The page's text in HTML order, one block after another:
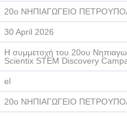
20ο ΝΗΠΙΑΓΩΓΕΙΟ
30 April 2026
Η συμμετοχή του 20ου
Scientix STEM Discovery
el
20ο ΝΗΠΙΑΓΩΓΕΙΟ